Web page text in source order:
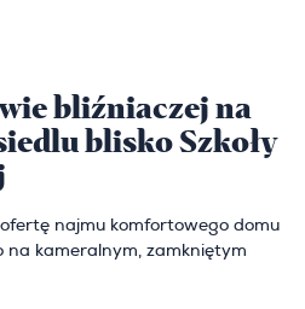
bliźniaczej na
blisko Szkoły
najmu komfortowego domu
na kameralnym, zamkniętym